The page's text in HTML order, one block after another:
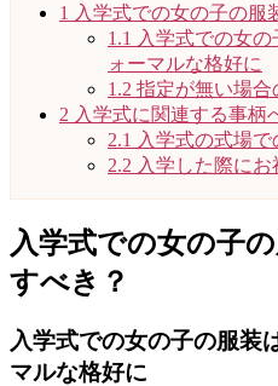
1 入学式での女の子の服
1.1 入学式での女
ォーマルな格好に
1.2 指定が無い場合
2 入学式に関連する事柄
2.1 入学式の式場
2.2 入学した際に
入学式での女の子
すべき？
入学式での女の子の服装
マルな格好に